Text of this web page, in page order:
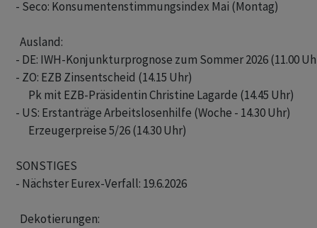
- Seco: Konsumentenstimmungsindex Mai (Montag)
  Ausland:
- DE: IWH-Konjunkturprognose zum Sommer 2026 (11.00
- ZO: EZB Zinsentscheid (14.15 Uhr)
      Pk mit EZB-Präsidentin Christine Lagarde (14.45 Uhr)
- US: Erstanträge Arbeitslosenhilfe (Woche - 14.30 Uhr)
      Erzeugerpreise 5/26 (14.30 Uhr)
SONSTIGES
- Nächster Eurex-Verfall: 19.6.2026
  Dekotierungen: